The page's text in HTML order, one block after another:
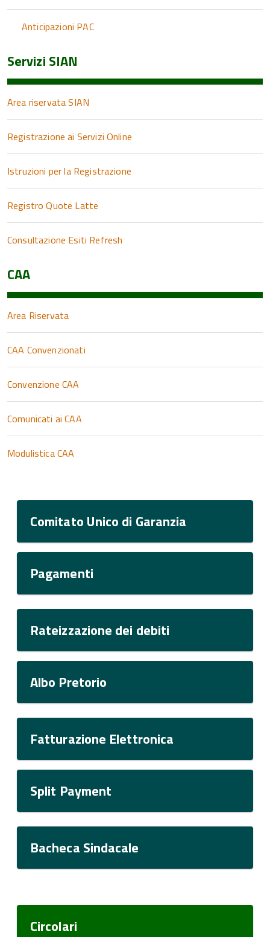
Anticipazioni PAC
Servizi SIAN
Area riservata SIAN
Registrazione ai Servizi Online
Istruzioni per la Registrazione
Registro Quote Latte
Consultazione Esiti Refresh
CAA
Area Riservata
CAA Convenzionati
Convenzione CAA
Comunicati ai CAA
Modulistica CAA
Comitato Unico di Garanzia
Pagamenti
Rateizzazione dei debiti
Albo Pretorio
Fatturazione Elettronica
Split Payment
Bacheca Sindacale
Circolari